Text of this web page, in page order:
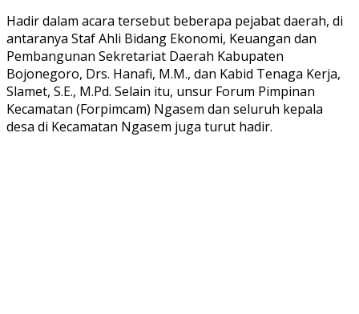
Hadir dalam acara tersebut beberapa pejabat daerah, di
antaranya Staf Ahli Bidang Ekonomi, Keuangan dan
Pembangunan Sekretariat Daerah Kabupaten
Bojonegoro, Drs. Hanafi, M.M., dan Kabid Tenaga Kerja,
Slamet, S.E., M.Pd. Selain itu, unsur Forum Pimpinan
Kecamatan (Forpimcam) Ngasem dan seluruh kepala
desa di Kecamatan Ngasem juga turut hadir.